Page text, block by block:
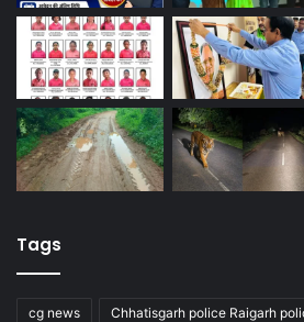
Tags
cg news Chhatisgarh police Raigarh